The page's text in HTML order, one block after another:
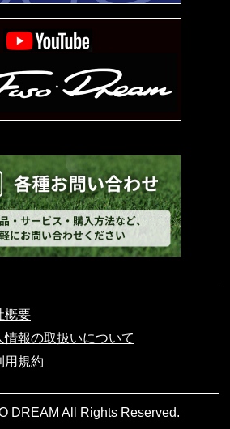
概要
情報の取扱いについて
用規約
DREAM All Rights Reserved.